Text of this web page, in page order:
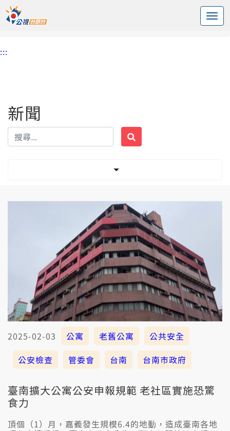
中央內容區塊
頭頁
:::
新聞
2025-02-03 公寓 老舊公寓
公共安全
公安檢查
管委會 台南 台南市政府
臺南擴大公寓公安申報規範 老社區實施恐驚
食力
頂個（1）月，嘉義發生規模6.4的地動，造成臺南各地